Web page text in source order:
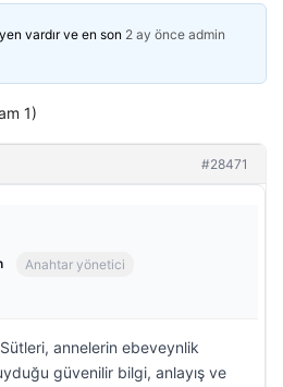
vardır ve en son 2 ay önce admin
1)
#28471
Anahtar yönetici
annelerin ebeveynlik
güvenilir bilgi, anlayış ve